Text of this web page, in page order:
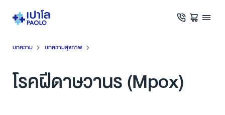
บทความ บทความสุขภาพ
โรคฝีดาษวานร (Mpox)